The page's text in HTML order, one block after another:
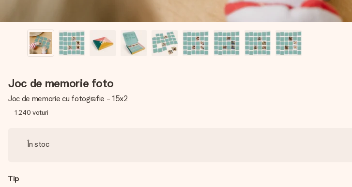
Joc de memorie foto
Joc de memorie cu fotografie - 15x2
1,240 voturi
În stoc
Tip